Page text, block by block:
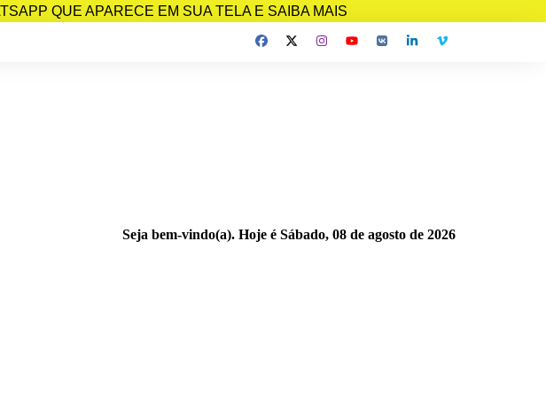
QUE APARECE EM SUA TELA E SAIBA MAIS
Seja bem-vindo(a). Hoje é Sábado, 08 de agosto de 2026